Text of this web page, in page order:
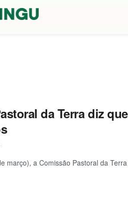
da Terra diz
março), a Comissão Pastoral da